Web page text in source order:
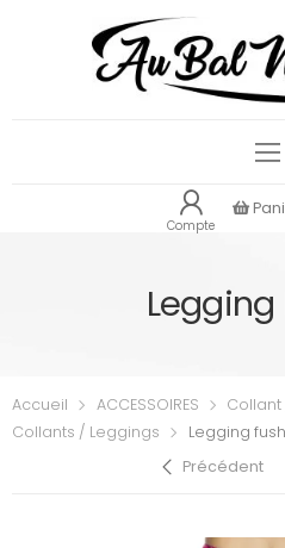
Compte
Legging
Accueil ACCESSOIRES
Collants / Leggings
Legging
Précédent